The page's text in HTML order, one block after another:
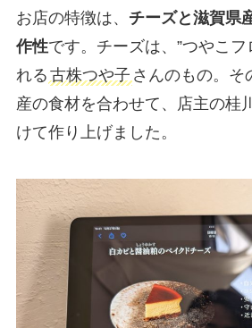
お店の特徴は、 チーズと滋賀県
作性です。チーズは、”つやこフ
れる 古株つや子 さんのもの。そ
産の食材を合わせて、店主の桂
けて作り上げました。